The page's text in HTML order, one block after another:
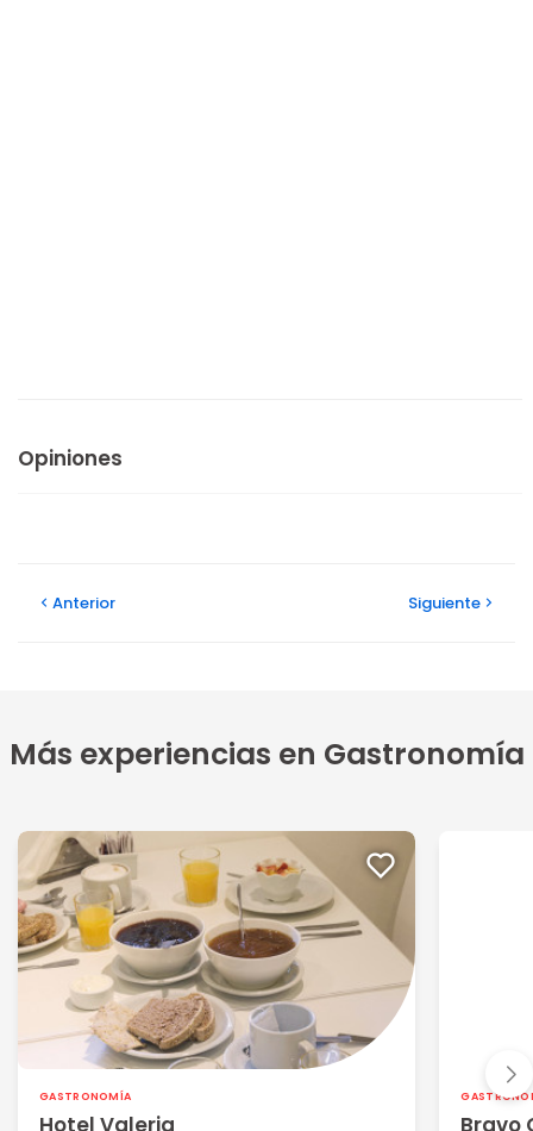
Opiniones
Anterior Siguiente
Más experiencias en Gastronomía
GASTRONOMÍA
Hotel Valeria Bravo